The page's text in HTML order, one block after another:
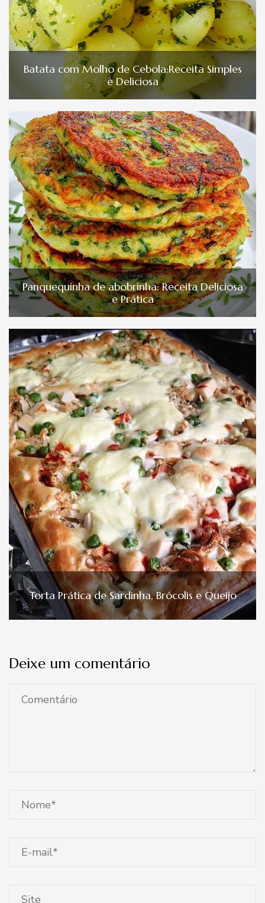
Batata com Molho de Cebola:Receita Simples
e Deliciosa
Panquequinha de abobrinha: Receita Deliciosa
e Prática
Torta Prática de Sardinha, Brócolis e Queijo
Deixe um comentário